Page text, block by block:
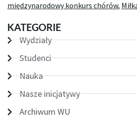
międzynarodowy konkurs chórów,
KATEGORIE
Wydziały
Studenci
Nauka
Nasze inicjatywy
Archiwum WU